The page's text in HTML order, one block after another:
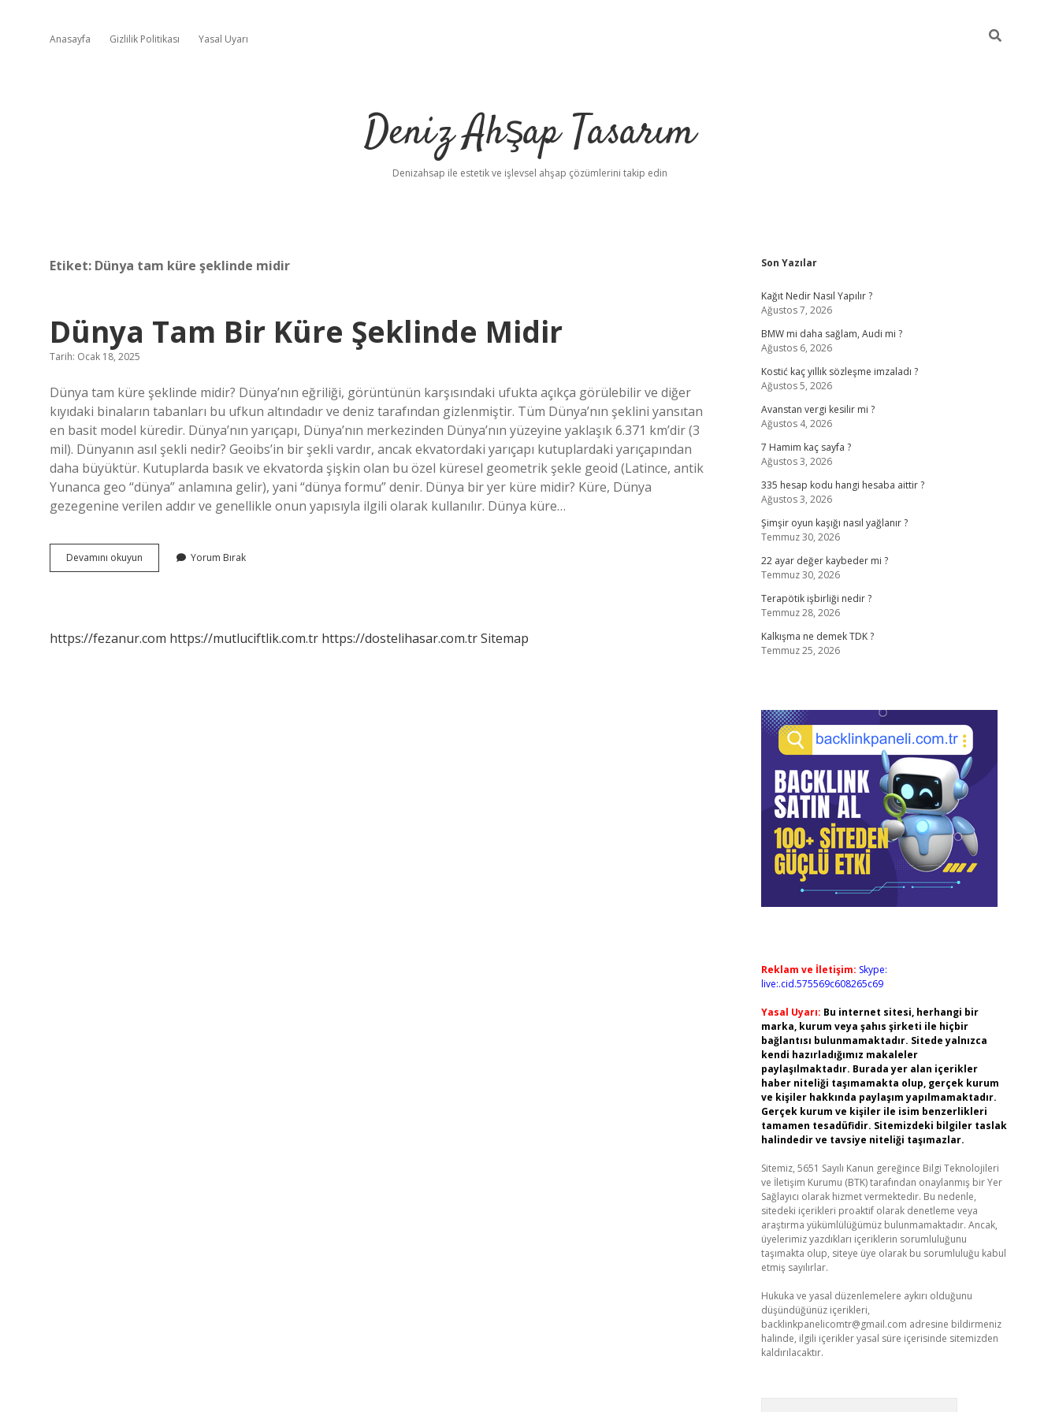
Anasayfa Gizlilik Politikası Yasal Uyarı
Deniz Ahşap Tasarım
Denizahsap ile estetik ve işlevsel ahşap çözümlerini takip edin
Etiket: Dünya tam küre şeklinde midir
Dünya Tam Bir Küre Şeklinde Midir
Tarih: Ocak 18, 2025
Dünya tam küre şeklinde midir? Dünya’nın eğriliği, görüntünün karşısındaki ufukta açıkça görülebilir ve diğer
kıyıdaki binaların tabanları bu ufkun altındadır ve deniz tarafından gizlenmiştir. Tüm Dünya’nın şeklini yansıtan
en basit model küredir. Dünya’nın yarıçapı, Dünya’nın merkezinden Dünya’nın yüzeyine yaklaşık 6.371 km’dir (3
mil). Dünyanın asıl şekli nedir? Geoibs’in bir şekli vardır, ancak ekvatordaki yarıçapı kutuplardaki yarıçapından
daha büyüktür. Kutuplarda basık ve ekvatorda şişkin olan bu özel küresel geometrik şekle geoid (Latince, antik
Yunanca geo “dünya” anlamına gelir), yani “dünya formu” denir. Dünya bir yer küre midir? Küre, Dünya
gezegenine verilen addır ve genellikle onun yapısıyla ilgili olarak kullanılır. Dünya küre…
Devamını okuyun
Tam
Yorum Bırak
https://fezanur.com https://mutluciftlik.com.tr https://dostelihasar.com.trSitemap
Sidebar
Son Yazılar
Kağıt Nedir Nasıl Yapılır ?
Ağustos 7, 2026
BMW mi daha sağlam, Audi mi ?
Ağustos 6, 2026
Kostić kaç yıllık sözleşme imzaladı ?
Ağustos 5, 2026
Avanstan vergi kesilir mi ?
Ağustos 4, 2026
7 Hamim kaç sayfa ?
Ağustos 3, 2026
335 hesap kodu hangi hesaba aittir ?
Ağustos 3, 2026
Şimşir oyun kaşığı nasıl yağlanır ?
Temmuz 30, 2026
22 ayar değer kaybeder mi ?
Temmuz 30, 2026
Terapötik işbirliği nedir ?
Temmuz 28, 2026
Kalkışma ne demek TDK ?
Temmuz 25, 2026
Reklam ve İletişim: Skype:
live:.cid.575569c608265c69
Yasal Uyarı: Bu internet sitesi, herhangi bir
marka, kurum veya şahıs şirketi ile hiçbir
bağlantısı bulunmamaktadır. Sitede yalnızca
kendi hazırladığımız makaleler
paylaşılmaktadır. Burada yer alan içerikler
haber niteliği taşımamakta olup, gerçek kurum
ve kişiler hakkında paylaşım yapılmamaktadır.
Gerçek kurum ve kişiler ile isim benzerlikleri
tamamen tesadüfidir. Sitemizdeki bilgiler taslak
halindedir ve tavsiye niteliği taşımazlar.
Sitemiz, 5651 Sayılı Kanun gereğince Bilgi Teknolojileri
ve İletişim Kurumu (BTK) tarafından onaylanmış bir Yer
Sağlayıcı olarak hizmet vermektedir. Bu nedenle,
sitedeki içerikleri proaktif olarak denetleme veya
araştırma yükümlülüğümüz bulunmamaktadır. Ancak,
üyelerimiz yazdıkları içeriklerin sorumluluğunu
taşımakta olup, siteye üye olarak bu sorumluluğu kabul
etmiş sayılırlar.
Hukuka ve yasal düzenlemelere aykırı olduğunu
düşündüğünüz içerikleri,
backlinkpanelicomtr@gmail.com adresine bildirmeniz
halinde, ilgili içerikler yasal süre içerisinde sitemizden
kaldırılacaktır.